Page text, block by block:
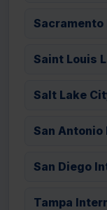
Saint Louis
Salt Lake
San
San Diego
Tampa